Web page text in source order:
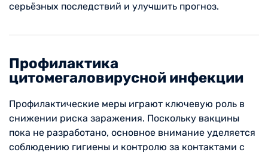
серьёзных последствий и улучшить прогноз.
Профилактика
цитомегаловирусной инфекции
Профилактические меры играют ключевую роль в
снижении риска заражения. Поскольку вакцины
пока не разработано, основное внимание уделяется
соблюдению гигиены и контролю за контактами с